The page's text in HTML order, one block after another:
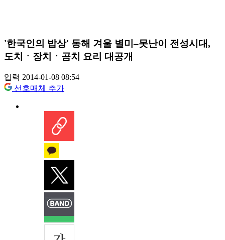
'한국인의 밥상' 동해 겨울 별미–못난이 전성시대,
도치ㆍ장치ㆍ곰치 요리 대공개
입력 2014-01-08 08:54
선호매체 추가